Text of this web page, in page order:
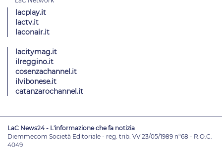
lacplay.it
lactv.it
laconair.it
lacitymag.it
ilreggino.it
cosenzachannel.it
ilvibonese.it
catanzarochannel.it
LaC News24 - L'informazione che fa notizia
Diemmecom Società Editoriale - reg. trib. VV 23/05/1989 n°68 - R.O.C.
4049